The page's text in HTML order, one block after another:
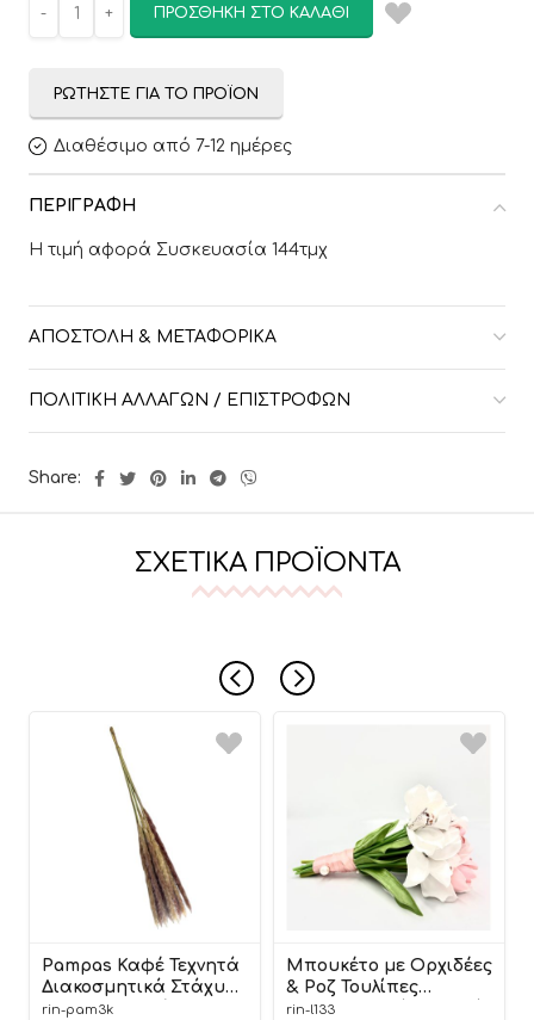
ΠΡΟΣΘΉΚΗ ΣΤΟ ΚΑΛΆΘΙ
ΡΩΤΉΣΤΕ ΓΙΑ ΤΟ ΠΡΟΪΌΝ
Διαθέσιμο από 7-12 ημέρες
ΠΕΡΙΓΡΑΦΉ
Η τιμή αφορά Συσκευασία 144τμχ
ΑΠΟΣΤΟΛΉ & ΜΕΤΑΦΟΡΙΚΆ
ΠΟΛΙΤΙΚΉ ΑΛΛΑΓΏΝ / ΕΠΙΣΤΡΟΦΏΝ
Share:
ΣΧΕΤΙΚΆ ΠΡΟΪΌΝΤΑ
Pampas Καφέ Τεχνητά
Διακοσμητικά Στάχυα
για Ανθοσυνθέσεις &
rin-pam3k
Μπουκέτο με Ορχιδέες
& Ροζ Τουλίπες
Διακοσμητικά Τεχνητά
rin-l133